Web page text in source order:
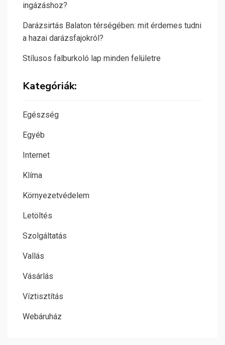
ingázáshoz?
Darázsirtás Balaton térségében: mit érdemes tudni
a hazai darázsfajokról?
Stílusos falburkoló lap minden felületre
Kategóriák:
Egészség
Egyéb
Internet
Klíma
Környezetvédelem
Letöltés
Szolgáltatás
Vallás
Vásárlás
Víztisztítás
Webáruház